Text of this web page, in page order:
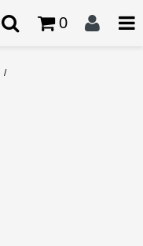
0
/